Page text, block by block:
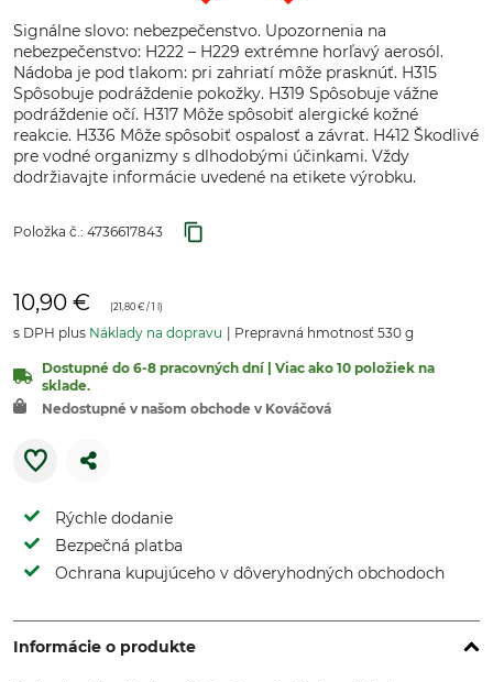
Signálne slovo: nebezpečenstvo. Upozornenia na
nebezpečenstvo: H222 – H229 extrémne horľavý aerosól.
Nádoba je pod tlakom: pri zahriatí môže prasknúť. H315
Spôsobuje podráždenie pokožky. H319 Spôsobuje vážne
podráždenie očí. H317 Môže spôsobiť alergické kožné
reakcie. H336 Môže spôsobiť ospalosť a závrat. H412 Škodlivé
pre vodné organizmy s dlhodobými účinkami. Vždy
dodržiavajte informácie uvedené na etikete výrobku.
Položka č.: 4736617843
10,90 € (21,80 € / 1 l)
s DPH plus Náklady na dopravu Prepravná hmotnosť 530 g
Dostupné do 6-8 pracovných dní | Viac ako 10 položiek na
sklade.
Nedostupné v našom obchode v Kováčová
Rýchle dodanie
Bezpečná platba
Ochrana kupujúceho v dôveryhodných obchodoch
Informácie o produkte